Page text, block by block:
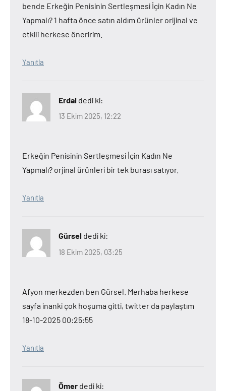
bende Erkeğin Penisinin Sertleşmesi İçin Kadın Ne
Yapmalı? 1 hafta önce satın aldım ürünler orijinal ve
etkili herkese öneririm.
Yanıtla
Erdal dedi ki:
13 Ekim 2025, 12:22
Erkeğin Penisinin Sertleşmesi İçin Kadın Ne
Yapmalı? orjinal ürünleri bir tek burası satıyor.
Yanıtla
Gürsel dedi ki:
18 Ekim 2025, 03:25
Afyon merkezden ben Gürsel. Merhaba herkese
sayfa inanki çok hoşuma gitti, twitter da paylaştım
18-10-2025 00:25:55
Yanıtla
Ömer dedi ki: